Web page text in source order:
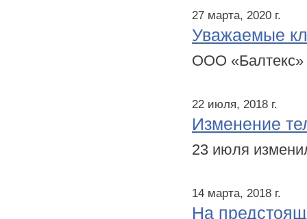
27 марта, 2020 г.
Уважаемые
ООО «Балтекс»
22 июля, 2018 г.
Изменение
23 июля
14 марта, 2018 г.
На